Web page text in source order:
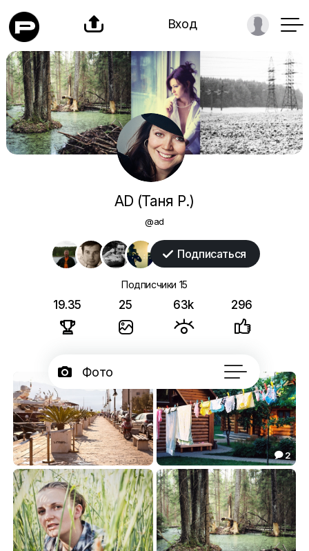
 Вход
AD (Таня Р.)
@ad
 Подписаться
Подписчики 15
19.35

25

63k

296

 Фото
 Портфолио25
 Подписчики
 Об авторе
...
Утро на набережной
 1.03
Дети на даче...
0.92
 2